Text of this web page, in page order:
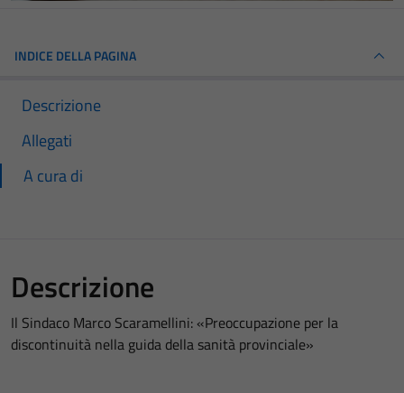
INDICE DELLA PAGINA
Descrizione
Allegati
A cura di
Descrizione
Il Sindaco Marco Scaramellini: «Preoccupazione per la
discontinuità nella guida della sanità provinciale»